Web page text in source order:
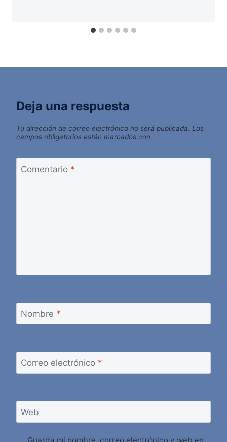
Deja una respuesta
Tu dirección de correo electrónico no será publicada. Los
campos obligatorios están marcados con *
Comentario *
Nombre *
Correo electrónico *
Web